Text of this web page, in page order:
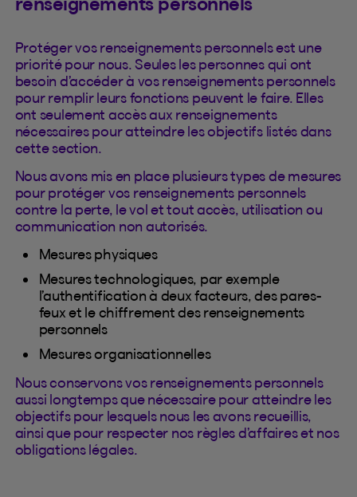
Protéger vos renseignements personnels est une
priorité pour nous. Seules les personnes qui ont
besoin d’accéder à vos renseignements personnels
pour remplir leurs fonctions peuvent le faire. Elles
ont seulement accès aux renseignements
nécessaires pour atteindre les objectifs listés dans
cette section.
Nous avons mis en place plusieurs types de mesures
pour protéger vos renseignements personnels
contre la perte, le vol et tout accès, utilisation ou
communication non autorisés.
Mesures physiques
Mesures technologiques, par exemple
l’authentification à deux facteurs, des pares-
feux et le chiffrement des renseignements
personnels
Mesures organisationnelles
Nous conservons vos renseignements personnels
aussi longtemps que nécessaire pour atteindre les
objectifs pour lesquels nous les avons recueillis,
ainsi que pour respecter nos règles d’affaires et nos
obligations légales.